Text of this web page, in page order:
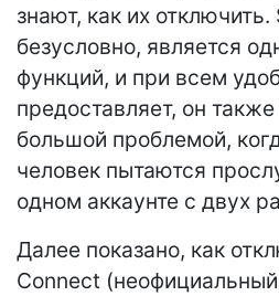
знают, как их
безусловно, является
функций, и при всем
предоставляет, он
большой проблемой,
человек пытаются
одном аккаунте с двух
Далее показано, как
Connect